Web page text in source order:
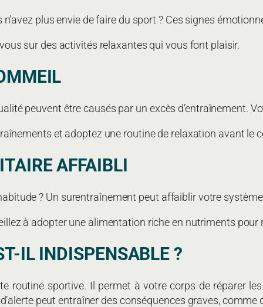
plus envie de faire du sport ? Ces signes
sur des activités relaxantes qui vous font plaisir.
peuvent être causés par un excès d’entraînement.
et adoptez une routine de relaxation avant le
AFFAIBLI
? Un surentraînement peut affaiblir votre
à adopter une alimentation riche en nutriments pour
IL INDISPENSABLE ?
routine sportive. Il permet à votre corps de réparer
peut entraîner des conséquences graves,